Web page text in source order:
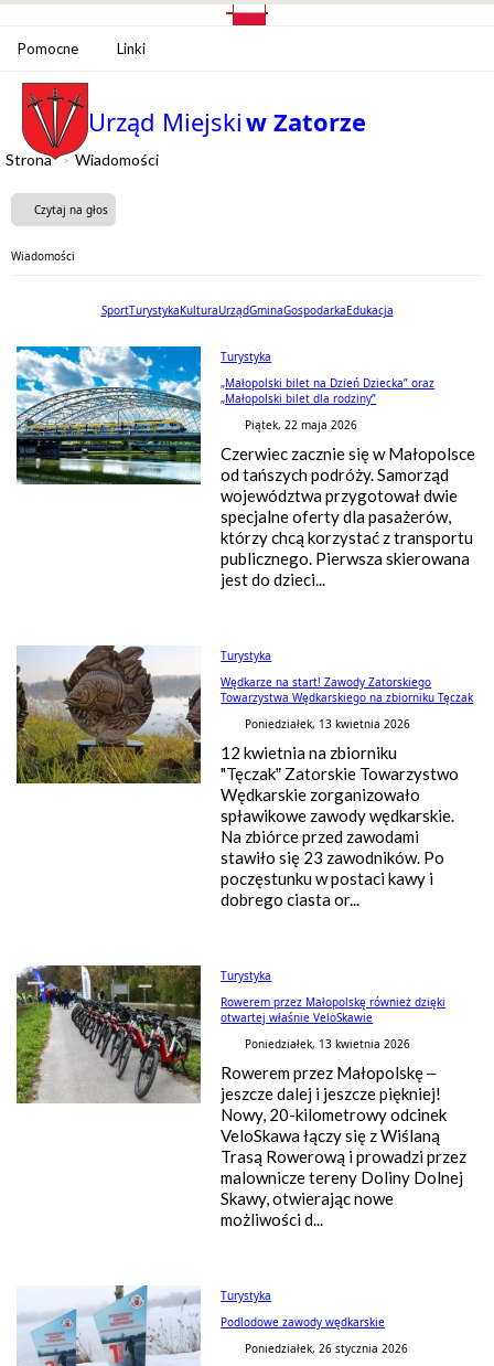
Pomocne Linki
Urząd Miejskiw Zatorze
Strona Wiadomości
Czytaj na głos
Wiadomości
SportTurystykaKulturaUrządGminaGospodarkaEdukacja
Turystyka
„Małopolski bilet na Dzień Dziecka” oraz
„Małopolski bilet dla rodziny”
Piątek, 22 maja 2026
Czerwiec zacznie się w Małopolsce
od tańszych podróży. Samorząd
województwa przygotował dwie
specjalne oferty dla pasażerów,
którzy chcą korzystać z transportu
publicznego. Pierwsza skierowana
jest do dzieci...
Turystyka
Wędkarze na start! Zawody Zatorskiego
Towarzystwa Wędkarskiego na zbiorniku Tęczak
Poniedziałek, 13 kwietnia 2026
12 kwietnia na zbiorniku
"Tęczak” Zatorskie Towarzystwo
Wędkarskie zorganizowało
spławikowe zawody wędkarskie.
Na zbiórce przed zawodami
stawiło się 23 zawodników. Po
poczęstunku w postaci kawy i
dobrego ciasta or...
Turystyka
Rowerem przez Małopolskę również dzięki
otwartej właśnie VeloSkawie
Poniedziałek, 13 kwietnia 2026
Rowerem przez Małopolskę –
jeszcze dalej i jeszcze piękniej!
Nowy, 20-kilometrowy odcinek
VeloSkawa łączy się z Wiślaną
Trasą Rowerową i prowadzi przez
malownicze tereny Doliny Dolnej
Skawy, otwierając nowe
możliwości d...
Turystyka
Podlodowe zawody wędkarskie
Poniedziałek, 26 stycznia 2026